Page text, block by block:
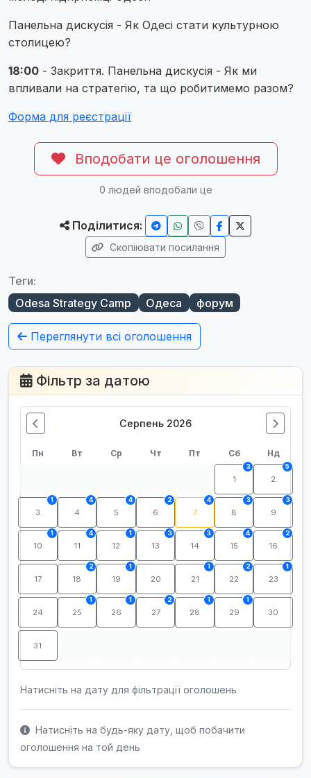
Панельна дискусія - Як Одесі стати культурною
столицею?
18:00 - Закриття. Панельна дискусія - Як ми
впливали на стратегію, та що робитимемо разом?
Форма для реєстрації
Вподобати це оголошення
0 людей вподобали це
Поділитися:
Скопіювати посилання
Теги:
Odesa Strategy Camp
Одеса форум
Переглянути всі оголошення
Фільтр за датою
Серпень 2026
Пн Вт Ср Чт Пт Сб Нд
1
3
2
5
3
1
4
4
5
4
6
2
7
4
8
3
9
3
10
1
11
4
12
1
13
3
14
3
15
4
16
2
17 18
2
19
1
20 21
1
22
2
23
1
24 25
1
26
1
27
2
28
1
29
1
30
31
Натисніть на дату для фільтрації оголошень
Натисніть на будь-яку дату, щоб побачити
оголошення на той день